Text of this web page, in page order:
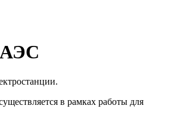
АЭС
в рамках работы для